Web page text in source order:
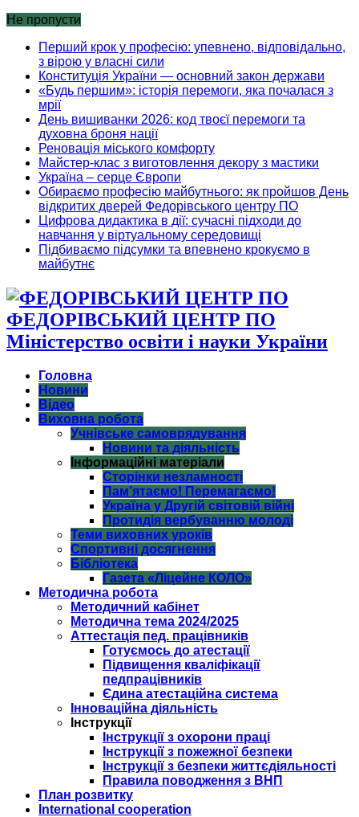
Не пропусти
Перший крок у професію: упевнено, відповідально,
з вірою у власні сили
Конституція України — основний закон держави
«Будь першим»: історія перемоги, яка почалася з
мрії
День вишиванки 2026: код твоєї перемоги та
духовна броня нації
Реновація міського комфорту
Майстер-клас з виготовлення декору з мастики
Україна – серце Європи
Обираємо професію майбутнього: як пройшов День
відкритих дверей Федорівського центру ПО
Цифрова дидактика в дії: сучасні підходи до
навчання у віртуальному середовищі
Підбиваємо підсумки та впевнено крокуємо в
майбутнє
ФЕДОРІВСЬКИЙ ЦЕНТР ПО
Міністерство освіти і науки України
Головна
Новини
Відео
Виховна робота
Учнівське самоврядування
Новини та діяльність
Інформаційні матеріали
Сторінки незламності
Пам’ятаємо! Перемагаємо!
Україна у Другій світовій війні
Протидія вербуванню молоді
Теми виховних уроків
Спортивні досягнення
Бібліотека
Газета «Ліцейне КОЛО»
Методична робота
Методичний кабінет
Методична тема 2024/2025
Аттестація пед. працівників
Готуємось до атестації
Підвищення кваліфікації
педпрацівників
Єдина атестаційна система
Інноваційна діяльність
Інструкції
Інструкції з охорони праці
Інструкції з пожежної безпеки
Інструкції з безпеки життєдіяльності
Правила поводження з ВНП
План розвитку
International cooperation